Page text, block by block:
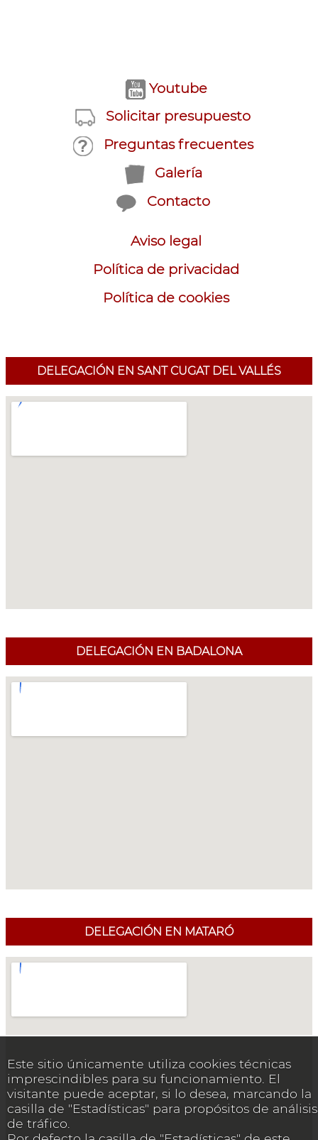
Youtube
Solicitar presupuesto
Preguntas frecuentes
Galería
Contacto
Aviso legal
Política de privacidad
Política de cookies
DELEGACIÓN EN SANT CUGAT DEL VALLÉS
DELEGACIÓN EN BADALONA
DELEGACIÓN EN MATARÓ
Este sitio únicamente utiliza cookies técnicas
imprescindibles para su funcionamiento. El
visitante puede aceptar, si lo desea, marcando la
casilla de "Estadísticas" para propósitos de análisis
de tráfico.